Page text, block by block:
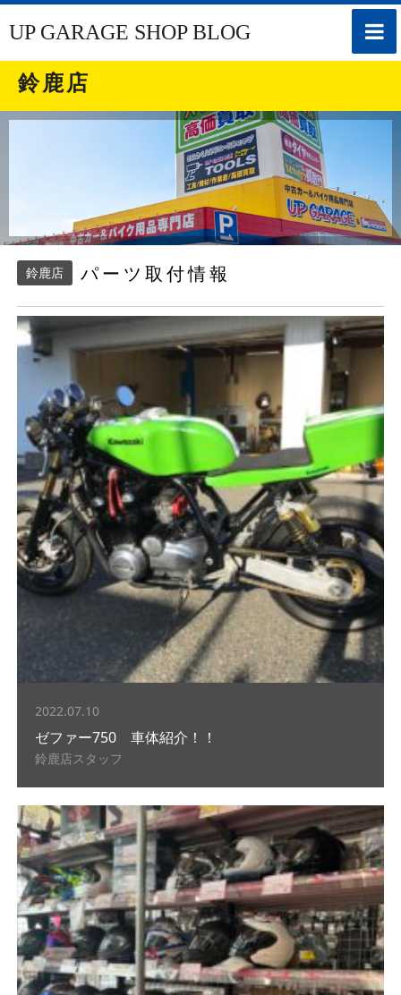
toggle
UP GARAGE SHOP BLOG
鈴鹿店
鈴鹿店 パーツ取付情報
2022.07.10
ゼファー750 車体紹介！！
鈴鹿店スタッフ